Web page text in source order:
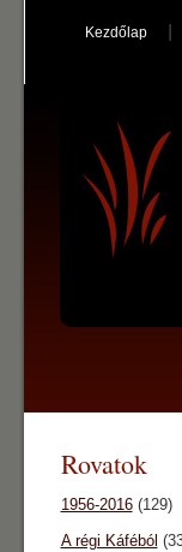
Kezdőlap
Rovatok
1956-2016(129)
A régi Káféból